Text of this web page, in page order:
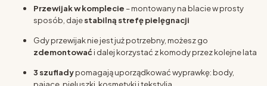
Przewijak w komplecie – montowany na blacie w prosty
sposób, dajestabilną strefę pielęgnacji
Gdy przewijak nie jest już potrzebny, możesz go
zdemontowaći dalej korzystać z komody przez kolejne lata
3 szufladypomagają uporządkować wyprawkę: body,